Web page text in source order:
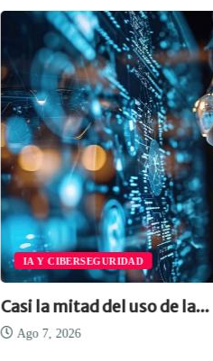
IA Y CIBERSEGURIDAD
Casi la mitad del uso de la...
Ago 7, 2026